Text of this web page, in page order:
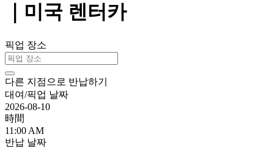
｜미국 렌터카
픽업 장소
다른 지점으로 반납하기
대여/픽업 날짜
2026-08-10
時間
11:00 AM
반납 날짜